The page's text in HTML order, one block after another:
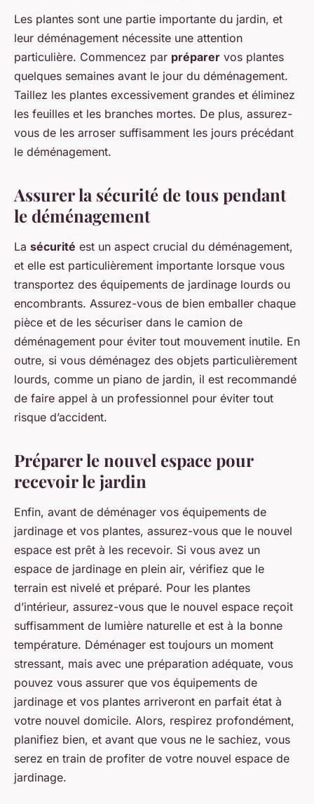
Les plantes sont une partie importante du jardin, et
leur déménagement nécessite une attention
particulière. Commencez par préparer vos plantes
quelques semaines avant le jour du déménagement.
Taillez les plantes excessivement grandes et éliminez
les feuilles et les branches mortes. De plus, assurez-
vous de les arroser suffisamment les jours précédant
le déménagement.
Assurer la sécurité de tous pendant
le déménagement
La sécurité est un aspect crucial du déménagement,
et elle est particulièrement importante lorsque vous
transportez des équipements de jardinage lourds ou
encombrants. Assurez-vous de bien emballer chaque
pièce et de les sécuriser dans le camion de
déménagement pour éviter tout mouvement inutile. En
outre, si vous déménagez des objets particulièrement
lourds, comme un piano de jardin, il est recommandé
de faire appel à un professionnel pour éviter tout
risque d’accident.
Préparer le nouvel espace pour
recevoir le jardin
Enfin, avant de déménager vos équipements de
jardinage et vos plantes, assurez-vous que le nouvel
espace est prêt à les recevoir. Si vous avez un
espace de jardinage en plein air, vérifiez que le
terrain est nivelé et préparé. Pour les plantes
d’intérieur, assurez-vous que le nouvel espace reçoit
suffisamment de lumière naturelle et est à la bonne
température. Déménager est toujours un moment
stressant, mais avec une préparation adéquate, vous
pouvez vous assurer que vos équipements de
jardinage et vos plantes arriveront en parfait état à
votre nouvel domicile. Alors, respirez profondément,
planifiez bien, et avant que vous ne le sachiez, vous
serez en train de profiter de votre nouvel espace de
jardinage.